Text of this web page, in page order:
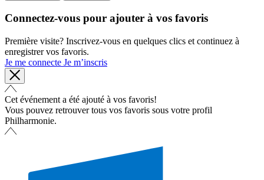
Connectez-vous pour ajouter à vos favoris
Première visite? Inscrivez-vous en quelques clics et continuez à
enregistrer vos favoris.
Je me connecte Je m’inscris
Cet événement a été ajouté à vos favoris!
Vous pouvez retrouver tous vos favoris sous votre profil
Philharmonie.